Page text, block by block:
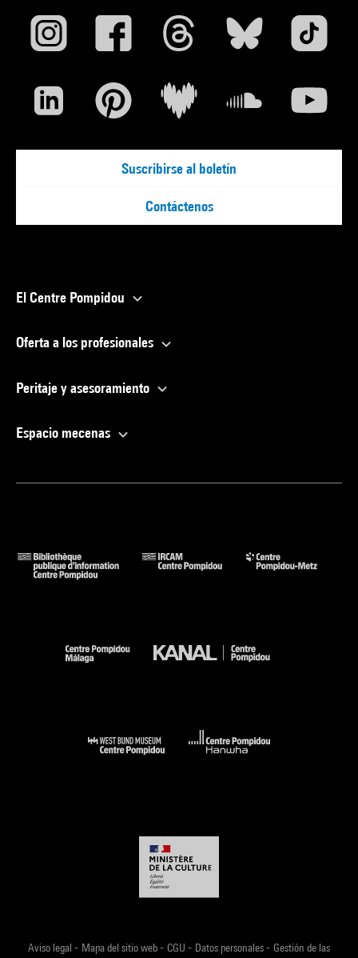
Suscribirse al boletín
Contáctenos
El Centre Pompidou
Oferta a los profesionales
Peritaje y asesoramiento
Espacio mecenas
Aviso legal - Mapa del sitio web- CGU - Datos personales- Gestión de las